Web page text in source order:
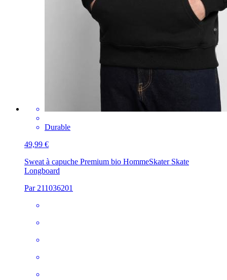
Durable
49,99 €
Sweat à capuche Premium bio HommeSkater Skate
Longboard
Par 211036201